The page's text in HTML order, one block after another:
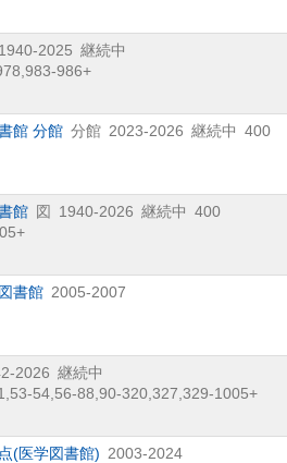
1940-2025 継続中
983-986+
館 分館 分館 2023-2026 継続中 400
館 図 1940-2026 継続中 400
書館 2005-2007
2026 継続中
53-54, 56-88, 90-320, 327, 329-1005+
(医学図書館) 2003-2024